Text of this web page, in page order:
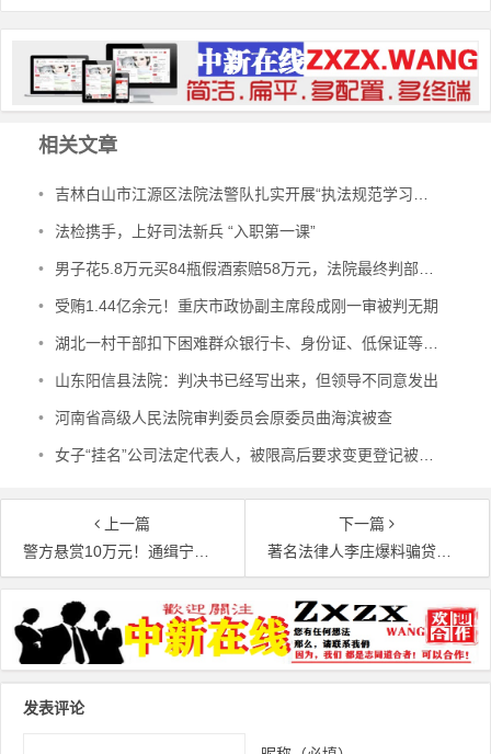
相关文章
• 吉林白山市江源区法院法警队扎实开展“执法规范学习年”活动
• 法检携手，上好司法新兵 “入职第一课”
• 男子花5.8万元买84瓶假酒索赔58万元，法院最终判部分赔偿
• 受贿1.44亿余元！重庆市政协副主席段成刚一审被判无期
• 湖北一村干部扣下困难群众银行卡、身份证、低保证等7年 每年只给村民500元 涉嫌贪污犯罪被查
• 山东阳信县法院：判决书已经写出来，但领导不同意发出
• 河南省高级人民法院审判委员会原委员曲海滨被查
• 女子“挂名”公司法定代表人，被限高后要求变更登记被法院驳回
上一篇
警方悬赏10万元！通缉宁夏这3名重大在逃人员！
下一篇
著名法律人李庄爆料骗贷近7000万仅处罚金，法院：不清楚
发表评论